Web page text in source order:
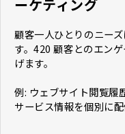
ーケティング
顧客一人ひとりのニー
す。420 顧客とのエン
げます。
例: ウェブサイト閲覧履
サービス情報を個別に配